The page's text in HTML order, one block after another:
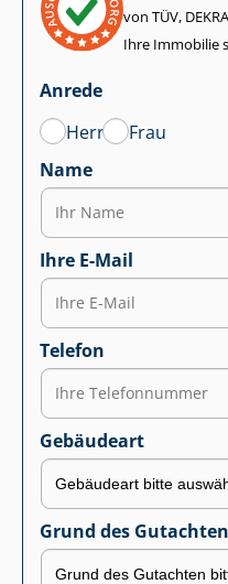
von TÜV,
Ihre Immobilie
Anrede
Herr
Frau
Name
Ihre E-Mail
Telefon
Gebäudeart
Grund des